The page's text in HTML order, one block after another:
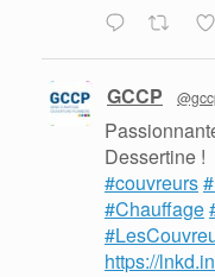
GCCP
Dessertine !
#couvreurs
#Chauffage
https://